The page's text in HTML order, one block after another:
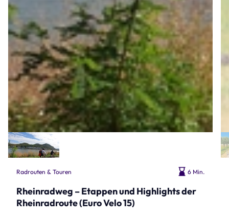
Radrouten & Touren 6 Min.
Rheinradweg – Etappen und Highlights der
Rheinradroute (Euro Velo 15)